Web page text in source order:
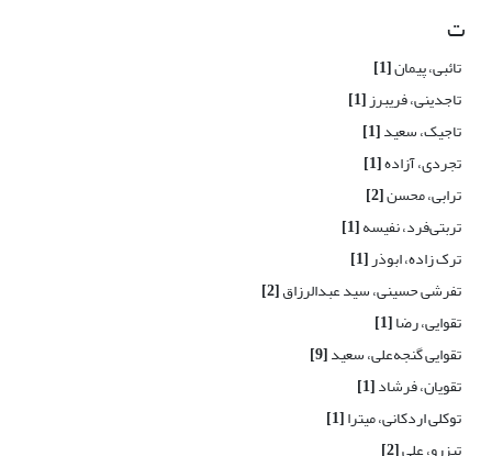
ت
تائبی، پیمان[1]
تاجدینی، فریبرز[1]
تاجیک، سعید[1]
تجردی، آزاده[1]
ترابی، محسن[2]
تربتی‌فرد، نفیسه[1]
ترک زاده، ابوذر[1]
تفرشی حسینی، سید عبدالرزاق[2]
تقوایی، رضا[1]
تقوایی گنجه‌علی، سعید[9]
تقویان، فرشاد[1]
توکلی اردکانی، میترا[1]